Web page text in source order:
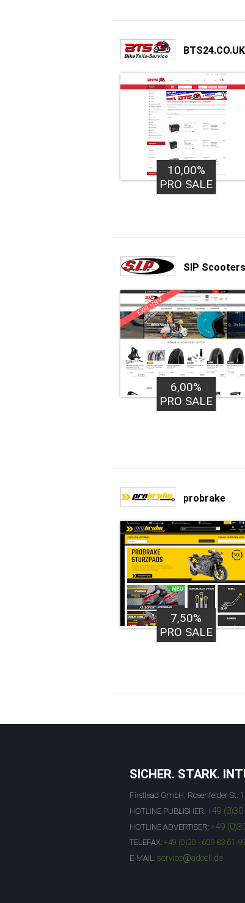
BTS24.CO.UK
10,00%
PRO SALE
SIP
EXKLUSIV
6,00%
PRO SALE
probrake
7,50%
PRO SALE
SICHER. STARK.
Firstlead GmbH, Rosenfelder St.
HOTLINE PUBLISHER: +49
HOTLINE ADVERTISER: +49
TELEFAX: +49 (0)30 - 609 83 61-
E-MAIL: service@adcell.de